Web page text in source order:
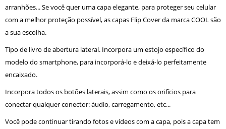
arranhões... Se você quer uma capa elegante, para proteger seu celular
com a melhor proteção possível, as capas Flip Cover da marca COOL são
a sua escolha.
Tipo de livro de abertura lateral. Incorpora um estojo específico do
modelo do smartphone, para incorporá-lo e deixá-lo perfeitamente
encaixado.
Incorpora todos os botões laterais, assim como os orifícios para
conectar qualquer conector: áudio, carregamento, etc...
Você pode continuar tirando fotos e vídeos com a capa, pois a capa tem